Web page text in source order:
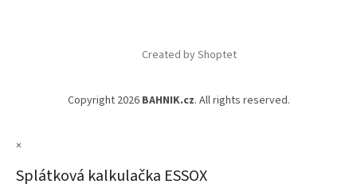
Created by Shoptet
Copyright 2026 BAHNIK.cz. All rights reserved.
×
Splátková kalkulačka ESSOX